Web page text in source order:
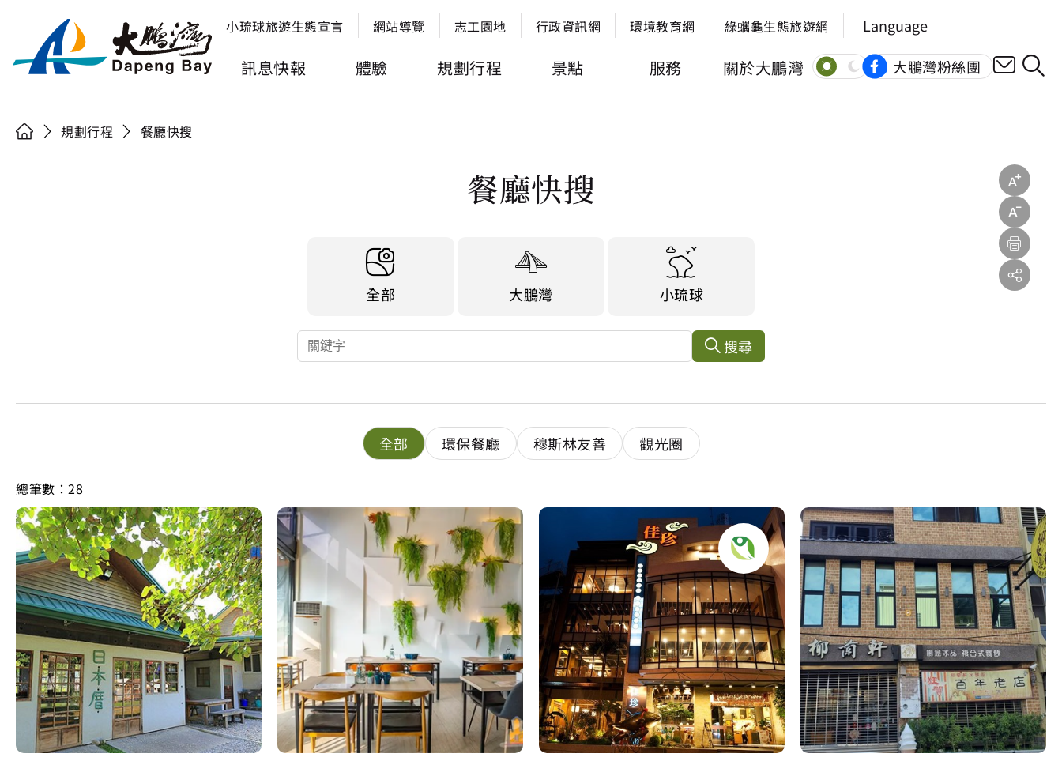
小琉球旅遊生態宣言 網站導覽 志工園地 行政資訊網 環境教育網 綠蠵龜生態旅遊網 Language
訊息快報 體驗 規劃行程 景點 服務 關於大鵬灣 大鵬灣粉絲團
規劃行程 餐廳快搜
餐廳快搜
全部 大鵬灣 小琉球
搜尋
全部 環保餐廳 穆斯林友善 觀光圈
總筆數：28